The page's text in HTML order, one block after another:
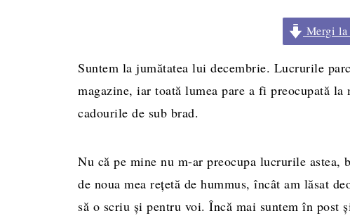
Mergi la
Suntem la jumătatea lui decembrie. Lucrurile
magazine, iar toată lumea pare a fi preocupată
cadourile de sub brad.
Nu că pe mine nu m-ar preocupa lucrurile astea,
de noua mea reţetă de hummus, încât am lăsat
să o scriu şi pentru voi. Încă mai suntem în post